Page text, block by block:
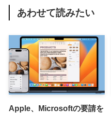
あわせて読みたい
Apple、Microsoftの要請を